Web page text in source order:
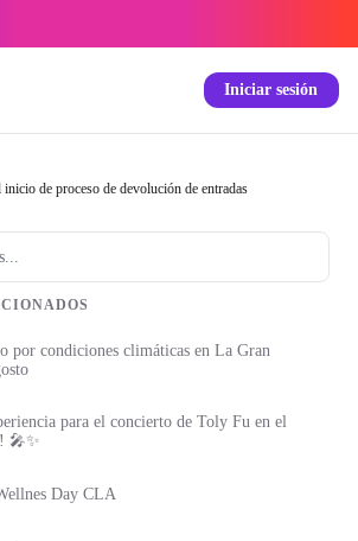
Iniciar sesión
de proceso de devolución de entradas
por condiciones climáticas en La Gran
para el concierto de Toly Fu en el
🎤✨
Day CLA